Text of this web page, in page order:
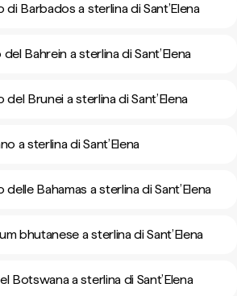
di Barbados a sterlina di Sant’Elena
Bahrein a sterlina di Sant’Elena
del Brunei a sterlina di Sant’Elena
a sterlina di Sant’Elena
Bahamas a sterlina di Sant’Elena
bhutanese a sterlina di Sant’Elena
Botswana a sterlina di Sant’Elena